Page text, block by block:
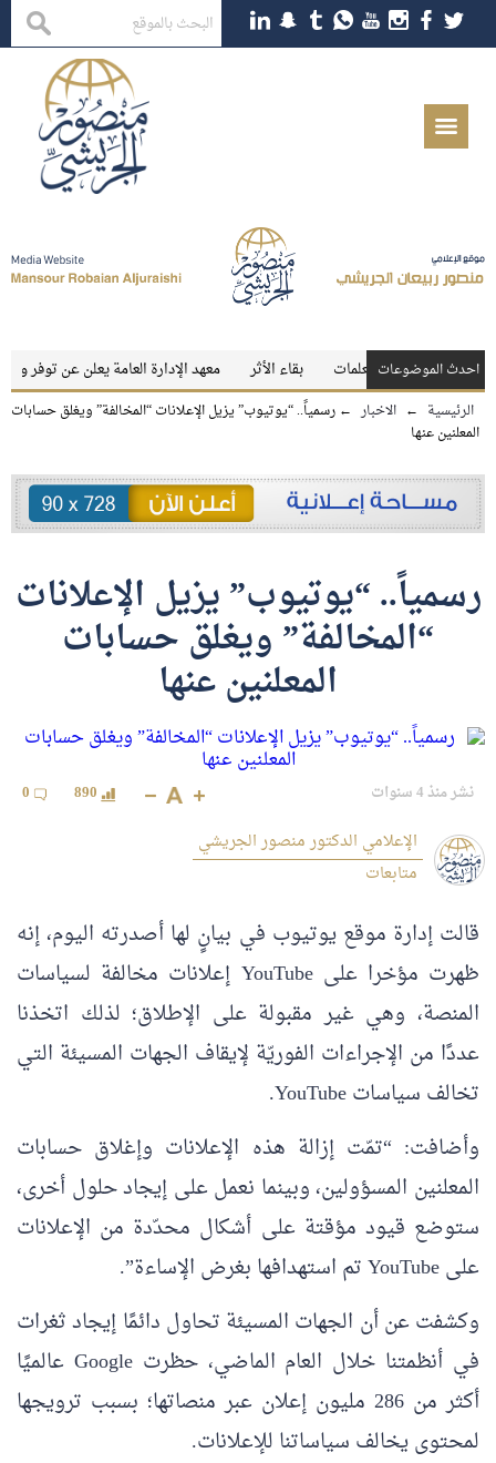
احدث الموضوعات معهد الإدارة العامة يعلن عن توفر وظائف بقاء الأثر للمعلمين والمعلمات
الرئيسية ← الاخبار ← رسمياً.. “يوتيوب” يزيل الإعلانات “المخالفة” ويغلق حسابات
المعلنين عنها
رسمياً.. “يوتيوب” يزيل الإعلانات
“المخالفة” ويغلق حسابات
المعلنين عنها
نشر منذ 4 سنوات 890
0
الإعلامي الدكتور منصور الجريشي
متابعات
قالت إدارة موقع يوتيوب في بيانٍ لها أصدرته اليوم، إنه
ظهرت مؤخرا على YouTube إعلانات مخالفة لسياسات
المنصة، وهي غير مقبولة على الإطلاق؛ لذلك اتخذنا
عددًا من الإجراءات الفوريّة لإيقاف الجهات المسيئة التي
تخالف سياسات YouTube.
وأضافت: “تمّت إزالة هذه الإعلانات وإغلاق حسابات
المعلنين المسؤولين، وبينما نعمل على إيجاد حلول أخرى،
ستوضع قيود مؤقتة على أشكال محدّدة من الإعلانات
على YouTube تم استهدافها بغرض الإساءة”.
وكشفت عن أن الجهات المسيئة تحاول دائمًا إيجاد ثغرات
في أنظمتنا خلال العام الماضي، حظرت Google عالميًا
أكثر من 286 مليون إعلان عبر منصاتها؛ بسبب ترويجها
لمحتوى يخالف سياساتنا للإعلانات.